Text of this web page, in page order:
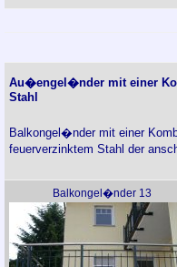
Au�engel�nder mit einer
Stahl
Balkongel�nder mit einer
feuerverzinktem Stahl der
Balkongel�nder 13